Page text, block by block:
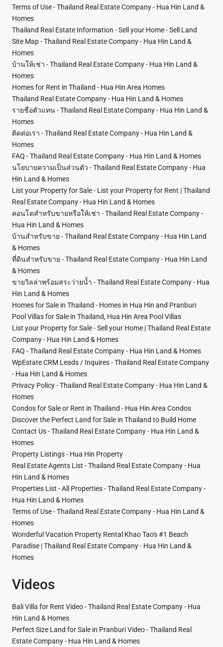
Terms of Use - Thailand Real Estate Company - Hua Hin Land &
Homes
Thailand Real Estate Information - Sell your Home - Sell Land
Site Map - Thailand Real Estate Company - Hua Hin Land &
Homes
บ้านให้เช่า - Thailand Real Estate Company - Hua Hin Land &
Homes
Homes for Rent in Thailand - Hua Hin Area Homes
Thailand Real Estate Company - Hua Hin Land & Homes
รายชื่อตัวแทน - Thailand Real Estate Company - Hua Hin Land &
Homes
ติดต่อเรา - Thailand Real Estate Company - Hua Hin Land &
Homes
FAQ - Thailand Real Estate Company - Hua Hin Land & Homes
นโยบายความเป็นส่วนตัว - Thailand Real Estate Company - Hua
Hin Land & Homes
List your Property for Sale - List your Property for Rent | Thailand
Real Estate Company - Hua Hin Land & Homes
คอนโดสำหรับขายหรือให้เช่า - Thailand Real Estate Company -
Hua Hin Land & Homes
บ้านสำหรับขาย - Thailand Real Estate Company - Hua Hin Land
& Homes
ที่ดินสำหรับขาย - Thailand Real Estate Company - Hua Hin Land
& Homes
ขายวิลล่าพร้อมสระว่ายน้ำ - Thailand Real Estate Company - Hua
Hin Land & Homes
Homes for Sale in Thailand - Homes in Hua Hin and Pranburi
Pool Villas for Sale in Thailand, Hua Hin Area Pool Villas
List your Property for Sale - Sell your Home | Thailand Real Estate
Company - Hua Hin Land & Homes
FAQ - Thailand Real Estate Company - Hua Hin Land & Homes
WpEstate CRM Leads / Inquires - Thailand Real Estate Company
- Hua Hin Land & Homes
Privacy Policy - Thailand Real Estate Company - Hua Hin Land &
Homes
Condos for Sale or Rent in Thailand - Hua Hin Area Condos
Discover the Perfect Land for Sale in Thailand to Build Home
Contact Us - Thailand Real Estate Company - Hua Hin Land &
Homes
Property Listings - Hua Hin Property
Real Estate Agents List - Thailand Real Estate Company - Hua
Hin Land & Homes
Properties List - All Properties - Thailand Real Estate Company -
Hua Hin Land & Homes
Terms of Use - Thailand Real Estate Company - Hua Hin Land &
Homes
Wonderful Vacation Property Rental Khao Tao's #1 Beach
Paradise | Thailand Real Estate Company - Hua Hin Land &
Homes
Videos
Bali Villa for Rent Video - Thailand Real Estate Company - Hua
Hin Land & Homes
Perfect Size Land for Sale in Pranburi Video - Thailand Real
Estate Company - Hua Hin Land & Homes